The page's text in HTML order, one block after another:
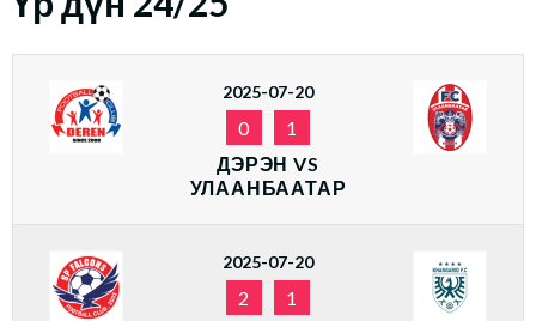
2025-07-20
0
1
ДЭРЭН VS
УЛААНБААТАР
2025-07-20
2
1